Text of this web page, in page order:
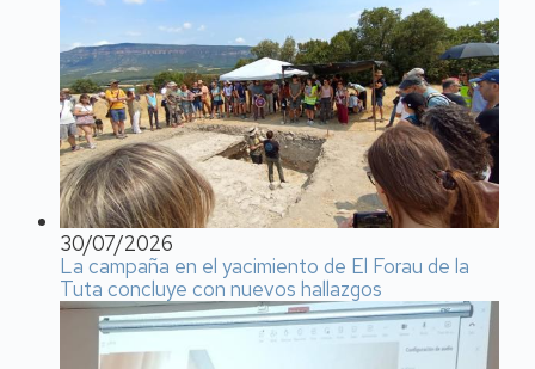
30/07/2026
La campaña en el yacimiento de El Forau de la
Tuta concluye con nuevos hallazgos